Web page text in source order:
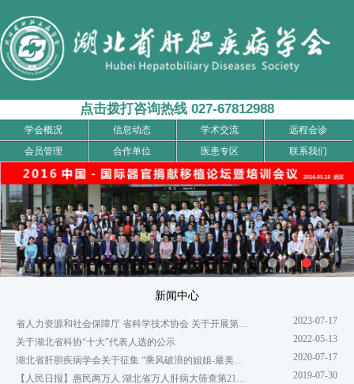
点击拨打咨询热线 027-67812988
学会概况 信息动态 学术交流
远程会诊
会员管理
合作单位 医患专区 联系我们
新闻中心
2023-07-17
关于湖北省科协“十大”代表人选的公示
2022-05-13
2020-07-17
2019-07-30